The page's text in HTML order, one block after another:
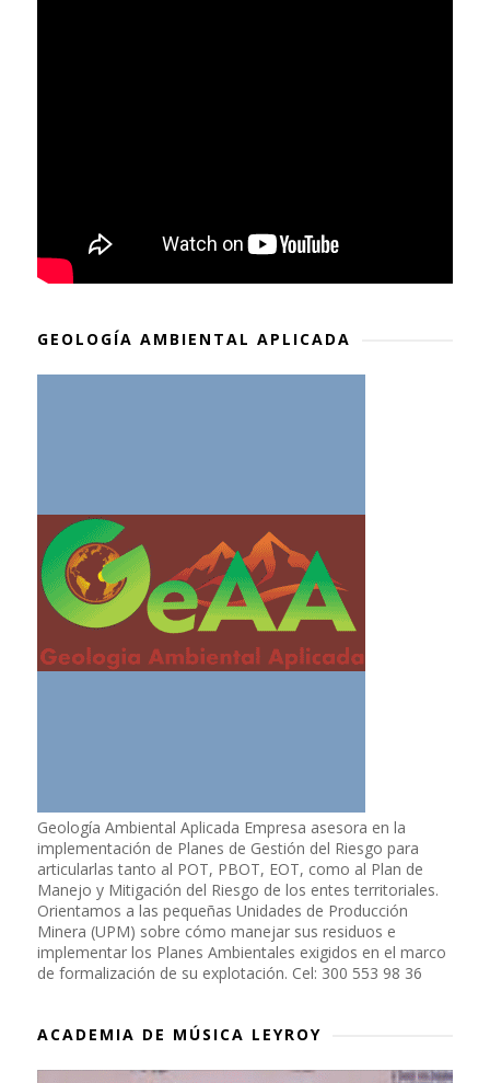
GEOLOGÍA AMBIENTAL APLICADA
Geología Ambiental Aplicada Empresa asesora en la
implementación de Planes de Gestión del Riesgo para
articularlas tanto al POT, PBOT, EOT, como al Plan de
Manejo y Mitigación del Riesgo de los entes territoriales.
Orientamos a las pequeñas Unidades de Producción
Minera (UPM) sobre cómo manejar sus residuos e
implementar los Planes Ambientales exigidos en el marco
de formalización de su explotación. Cel: 300 553 98 36
ACADEMIA DE MÚSICA LEYROY